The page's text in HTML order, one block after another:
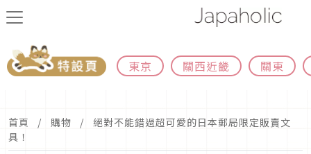
東京 關西近畿 關東
首頁 購物
絕對不能錯過超可愛的日本郵局限定販賣文
具！